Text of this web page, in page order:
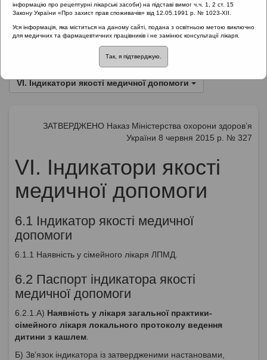
Назва:
Уніфікований клінічний протокол первиннної медичної
допомоги. Кашель у дітей віком від шести років
VІ. Індикатори якості медичної допомоги
ЗАТВЕРДЖЕНО Наказ Міністерства охорони здоров’я
України 8 червня 2015 р. № 327
VІ. Індикатори якості
медичної допомоги
6.1 Індикатор якості медичної
допомоги
6.1.1 Наявність у сімейного лікаря ЛПМД.
6.2 Паспорт індикатора якості
медичної допомоги
6.2.1.А) Наявність у лікаря загальної практики-
сімейного лікаря локального протоколу ведення
дитини з кашлем
Б) Зв’язок індикатора із затвердженими настановами,
інформацію про рецептурні лікарські засоби) на підставі вимог ч.ч. 1, 2 ст. 15
Закону України «Про захист прав споживачів» від 12.05.1991 р. № 1023-XII.
Уся інформація, яка міститься на даному сайті, подана з освітньою метою виключно
для медичних та фармацевтичних працівників і не замінює консультації лікаря.
Так, я підтверджую.